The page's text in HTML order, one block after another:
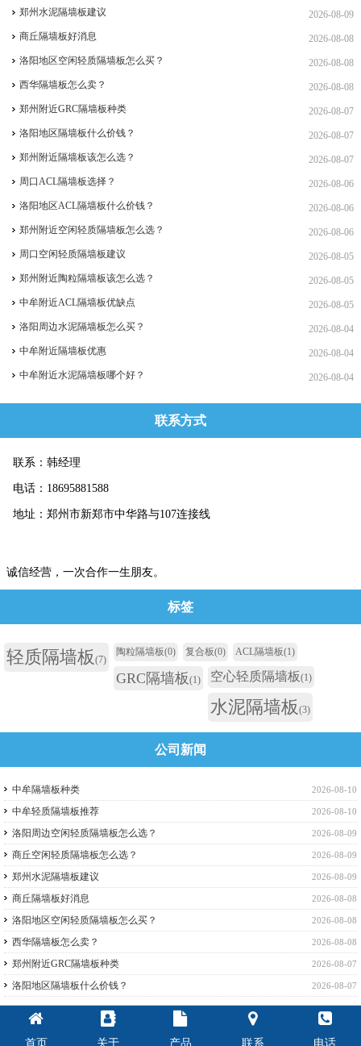
2026-08-09
郑州水泥隔墙板建议
2026-08-08
商丘隔墙板好消息
2026-08-08
洛阳地区空闲轻质隔墙板怎么买？
2026-08-08
西华隔墙板怎么卖？
2026-08-07
郑州附近GRC隔墙板种类
2026-08-07
洛阳地区隔墙板什么价钱？
2026-08-07
郑州附近隔墙板该怎么选？
2026-08-06
周口ACL隔墙板选择？
2026-08-06
洛阳地区ACL隔墙板什么价钱？
2026-08-06
郑州附近空闲轻质隔墙板怎么选？
2026-08-05
周口空闲轻质隔墙板建议
2026-08-05
郑州附近陶粒隔墙板该怎么选？
2026-08-05
中牟附近ACL隔墙板优缺点
2026-08-04
洛阳周边水泥隔墙板怎么买？
2026-08-04
中牟附近隔墙板优惠
2026-08-04
中牟附近水泥隔墙板哪个好？
联系方式
联系：韩经理
电话：18695881588
地址：郑州市新郑市中华路与107连接线
诚信经营，一次合作一生朋友。
标签
轻质隔墙板 (7)
陶粒隔墙板(0) 复合板(0) ACL隔墙板(1)
GRC隔墙板(1) 空心轻质隔墙板(1)
水泥隔墙板 (3)
公司新闻
2026-08-10
中牟隔墙板种类
2026-08-10
中牟轻质隔墙板推荐
2026-08-09
洛阳周边空闲轻质隔墙板怎么选？
2026-08-09
商丘空闲轻质隔墙板怎么选？
2026-08-09
郑州水泥隔墙板建议
2026-08-08
商丘隔墙板好消息
2026-08-08
洛阳地区空闲轻质隔墙板怎么买？
2026-08-08
西华隔墙板怎么卖？
2026-08-07
郑州附近GRC隔墙板种类
2026-08-07
洛阳地区隔墙板什么价钱？
首页 关于 产品 联系 电话